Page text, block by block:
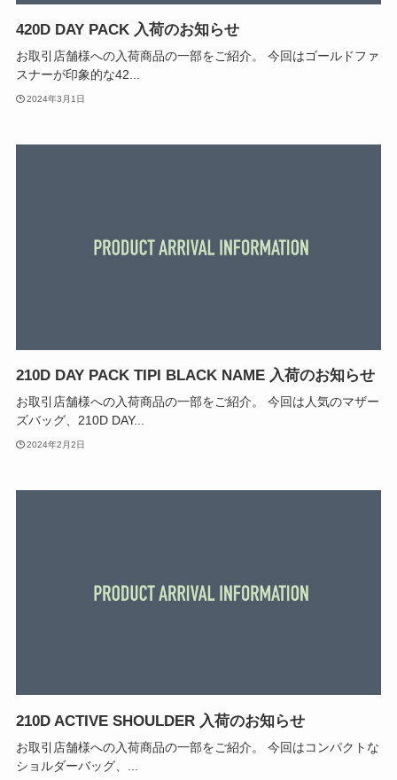
420D DAY PACK 入荷のお知らせ
お取引店舗様への入荷商品の一部をご紹介。 今回はゴールドファ
スナーが印象的な42...
2024年3月1日
210D DAY PACK TIPI BLACK NAME 入荷のお知らせ
お取引店舗様への入荷商品の一部をご紹介。 今回は人気のマザー
ズバッグ、210D DAY...
2024年2月2日
210D ACTIVE SHOULDER 入荷のお知らせ
お取引店舗様への入荷商品の一部をご紹介。 今回はコンパクトな
ショルダーバッグ、...